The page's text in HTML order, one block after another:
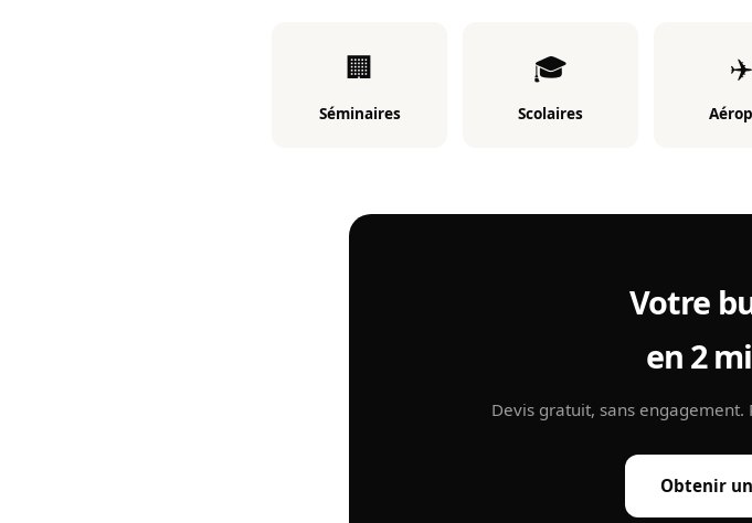
🏢
Séminaires
🎓
Scolaires
✈️
Votre
en 2
Devis gratuit, sans engagement.
Obtenir